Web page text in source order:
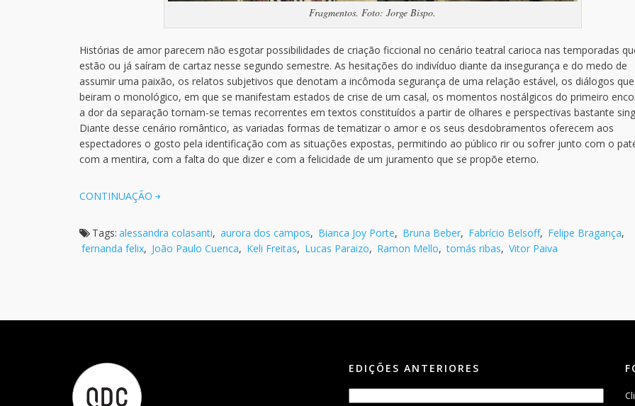
Fragmentos. Foto: Jorge Bispo.
Histórias de amor parecem não esgotar possibilidades de criação ficcional no cenário teatral carioca nas temporadas
estão ou já saíram de cartaz nesse segundo semestre. As hesitações do indivíduo diante da insegurança e do medo de
assumir uma paixão, os relatos subjetivos que denotam a incômoda segurança de uma relação estável, os diálogos que
beiram o monológico, em que se manifestam estados de crise de um casal, os momentos nostálgicos do primeiro
a dor da separação tornam-se temas recorrentes em textos constituídos a partir de olhares e perspectivas bastante
Diante desse cenário romântico, as variadas formas de tematizar o amor e os seus desdobramentos oferecem aos
espectadores o gosto pela identificação com as situações expostas, permitindo ao público rir ou sofrer junto com o
com a mentira, com a falta do que dizer e com a felicidade de um juramento que se propõe eterno.
CONTINUAÇÃO
Tags: alessandra colasanti, aurora dos campos, Bianca Joy Porte, Bruna Beber, Fabrício Belsoff, Felipe Bragança,
fernanda felix, João Paulo Cuenca, Keli Freitas, Lucas Paraizo, Ramon Mello, tomás ribas, Vitor Paiva
EDIÇÕES ANTERIORES